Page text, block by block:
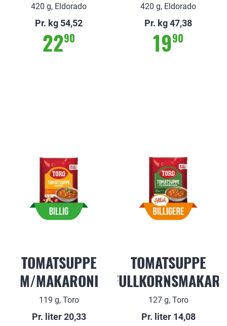
420 g, Eldorado
Pr. kg 54,52
2290
420 g, Eldorado
Pr. kg 47,38
1990
TOMATSUPPE
M/MAKARONI
119 g, Toro
Pr. liter 20,33
TOMATSUPPE
M/
127 g, Toro
Pr. liter 14,08